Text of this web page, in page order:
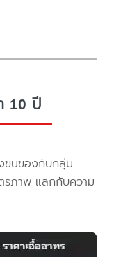
10 ปี
ขนของกับกลุ่ม
รภาพ แลกกับความ